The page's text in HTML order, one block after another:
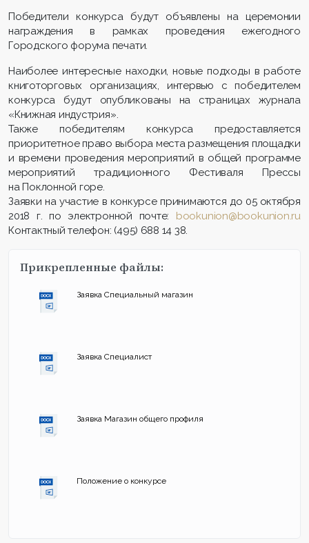
Победители конкурса будут объявлены на церемонии
награждения в рамках проведения ежегодного
Городского форума печати.
Наиболее интересные находки, новые подходы в работе
книготорговых организациях, интервью с победителем
конкурса будут опубликованы на страницах журнала
«Книжная индустрия».
Также победителям конкурса предоставляется
приоритетное право выбора места размещения площадки
и времени проведения мероприятий в общей программе
мероприятий традиционного Фестиваля Прессы
на Поклонной горе.
Заявки на участие в конкурсе принимаются до 05 октября
2018 г. по электронной почте: bookunion@bookunion.ru
Контактный телефон: (495) 688 14 38.
Прикрепленные файлы:
Заявка Специальный магазин
Заявка Специалист
Заявка Магазин общего профиля
Положение о конкурсе